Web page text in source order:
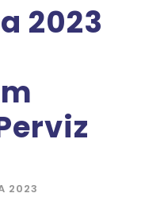
2023
2023